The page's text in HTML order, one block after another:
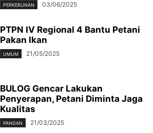
PERKEBUNAN 03/06/2025
PTPN IV Regional 4 Bantu Petani
Pakan Ikan
UMUM 21/05/2025
BULOG Gencar Lakukan
Penyerapan, Petani Diminta Jaga
Kualitas
PANGAN 21/03/2025